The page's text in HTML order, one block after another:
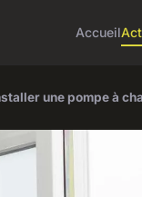
Accueil
une pompe à